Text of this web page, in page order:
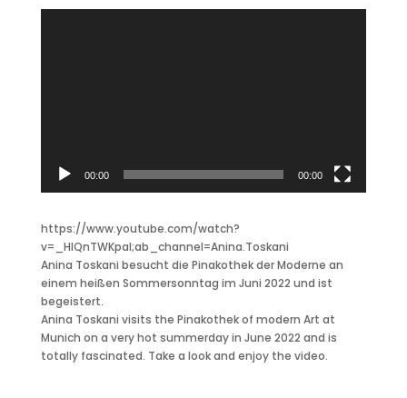
00:00 00:00
https://www.youtube.com/watch?
v=_HIQnTWKpaI;ab_channel=Anina.Toskani
Anina Toskani besucht die Pinakothek der Moderne an
einem heißen Sommersonntag im Juni 2022 und ist
begeistert.
Anina Toskani visits the Pinakothek of modern Art at
Munich on a very hot summerday in June 2022 and is
totally fascinated. Take a look and enjoy the video.